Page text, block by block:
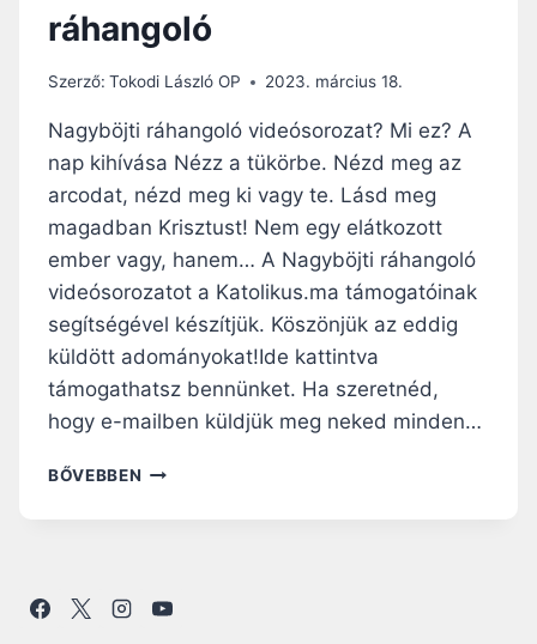
ráhangoló
Szerző: Tokodi László OP 2023. március 18.
Nagyböjti ráhangoló videósorozat? Mi ez? A
nap kihívása Nézz a tükörbe. Nézd meg az
arcodat, nézd meg ki vagy te. Lásd meg
magadban Krisztust! Nem egy elátkozott
ember vagy, hanem… A Nagyböjti ráhangoló
videósorozatot a Katolikus.ma támogatóinak
segítségével készítjük. Köszönjük az eddig
küldött adományokat!Ide kattintva
támogathatsz bennünket. Ha szeretnéd,
hogy e-mailben küldjük meg neked minden…
BŐVEBBEN